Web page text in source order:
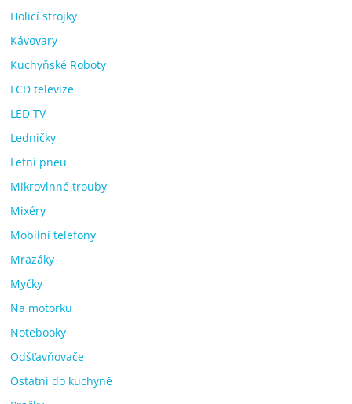
Holicí strojky
Kávovary
Kuchyňské Roboty
LCD televize
LED TV
Ledničky
Letní pneu
Mikrovlnné trouby
Mixéry
Mobilní telefony
Mrazáky
Myčky
Na motorku
Notebooky
Odšťavňovače
Ostatní do kuchyně